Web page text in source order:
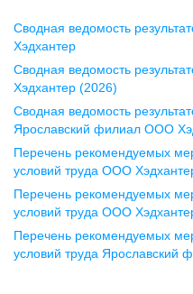
Воронеж
ул. Комиссаржевской, д. 10,
офис 1212
+7 473 280-05-05
pr@vrn.hh.ru
ул. Спартаковская, д. 2А,
помещение 15
+7 843 212-12-50
Сводная ведомость
Хэдхантер
Сводная ведомость
Хэдхантер (2026)
Сводная ведомость
Ярославский филиал ООО
Перечень рекомендуемых
условий труда ООО
Перечень рекомендуемых
условий труда ООО
Перечень рекомендуемых
условий труда Ярославский